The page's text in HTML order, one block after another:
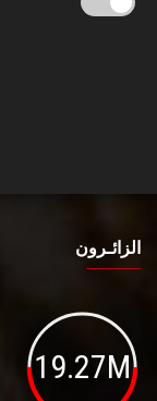
الزائـرون
19.27M